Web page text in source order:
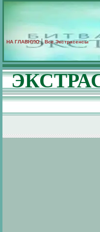
НА ГЛАВНУЮ|Все Экстрасенсы